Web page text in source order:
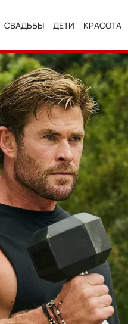
СВАДЬБЫ ДЕТИ КРАСОТА